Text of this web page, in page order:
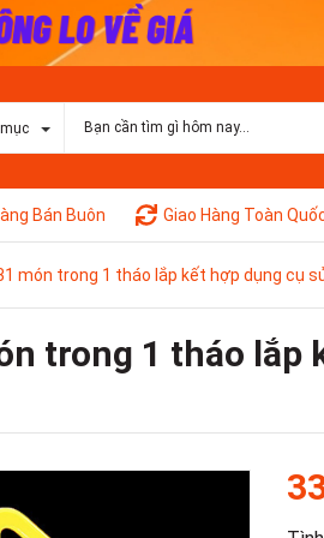
Bán Buôn Giao Hàng Toàn
món trong 1 tháo lắp kết hợp dụng cụ
trong 1 tháo